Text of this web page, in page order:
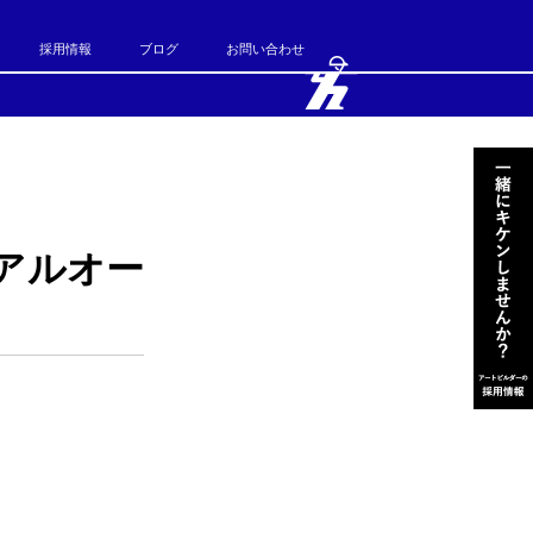
採用情報 ブログ お問い合わせ
ルオー